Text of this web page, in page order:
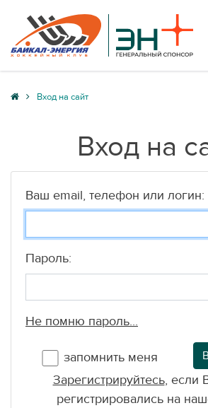
Клуб
Медиа
Вход на сайт
Вход на
Ваш email, телефон или логин:
Пароль:
Не помню пароль...
запомнить меня
Зарегистрируйтесь, если
регистрировались на